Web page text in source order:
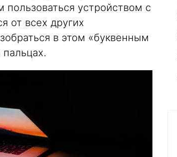
устройством с
от всех других
в этом «буквенным